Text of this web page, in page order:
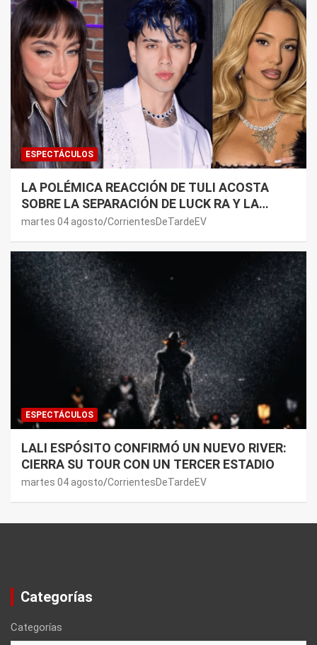
ESPECTÁCULOS
LA POLÉMICA REACCIÓN DE TULI ACOSTA
SOBRE LA SEPARACIÓN DE LUCK RA Y LA
JOAQUI: “¿MI VERDAD?”
martes 04 agosto CorrientesDeTardeEV
ESPECTÁCULOS
LALI ESPÓSITO CONFIRMÓ UN NUEVO RIVER:
CIERRA SU TOUR CON UN TERCER ESTADIO
martes 04 agosto CorrientesDeTardeEV
Categorías
Categorías